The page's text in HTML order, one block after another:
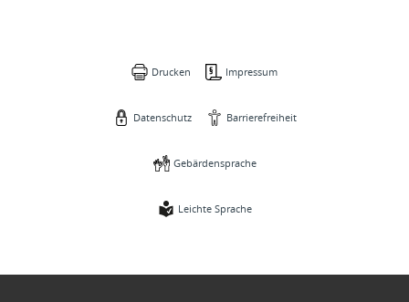
Drucken Impressum
Datenschutz Barrierefreiheit
Gebärdensprache
Leichte Sprache